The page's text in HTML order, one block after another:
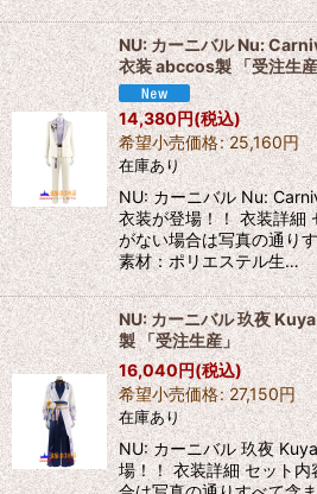
NU: カーニバル Nu:
衣装 abccos製 「受注生
14,380円(税込)
希望小売価格: 25,160円
在庫あり
NU: カーニバル Nu:
衣装が登場！！ 衣装詳細
がない場合は写真の通り
素材：ポリエステル生…
NU: カーニバル 玖夜
製 「受注生産」
16,040円(税込)
希望小売価格: 27,150円
在庫あり
NU: カーニバル 玖夜
場！！ 衣装詳細 セット